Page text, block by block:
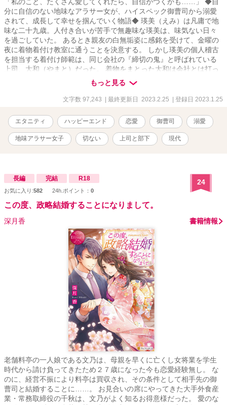
「私のこと、たくさん愛してくれたら、自信がつくかも……」 ◆自
分に自信のない地味なアラサー女が、ハイスペック御曹司から溺愛
されて、成長して幸せを掴んでいく物語◆ 瑛美（えみ）は凡庸で地
味な二十九歳。人付き合いが苦手で無趣味な瑛美は、味気ない日々
を過ごしていた。 あるとき親友の白無垢姿に感銘を受けて、金曜の
夜に着物着付け教室に通うことを決意する。 しかし瑛美の個人稽古
を担当する着付け師範は、同じ会社の『締切の鬼』と呼ばれている
上司、大和（やまと）だった。 着物をまとった大和は会社とは打っ
て変わり、色香のある大人な男性に……。 「瑛美、俺の彼女になっ
て」 「できなかったらペナルティな」 瑛美は流されるがまま金曜の
夜限定の恋人になる。 毎週、大和のスパルタ稽古からの甘い夜を過
ります。
もっと見る
文字数 97,243 | 最終更新日 2023.2.25 | 登録日 2023.1.25
エタニティ ハッピーエンド 恋愛 御曹司 溺愛
地味アラサー女子 切ない 上司と部下 現代
長編 完結 R18
お気に入り:582 24h.ポイント： 0
24
この度、政略結婚することになりまして。
深月香 書籍情報
老舗料亭の一人娘である文乃は、母親を早くに亡くし女将業を学生
時代から請け負ってきたため２７歳になった今も恋愛経験無し。 な
のに、経営不振により料亭は買収され、その条件として相手先の御
曹司と結婚することに……。 お見合いの席にやってきた大手外食産
業・常務取締役の千秋は、文乃がよく知るお得意様だった。 愛のな